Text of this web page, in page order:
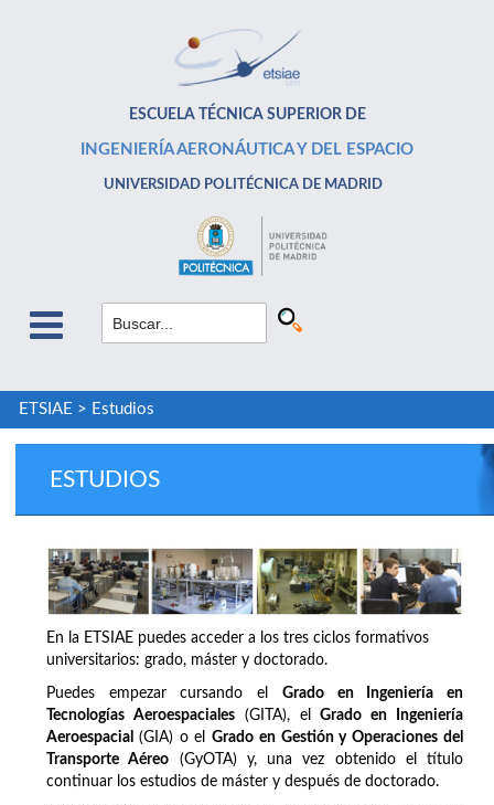
ESCUELA TÉCNICA SUPERIOR DE
INGENIERÍA AERONÁUTICA Y DEL ESPACIO
UNIVERSIDAD POLITÉCNICA DE MADRID
ETSIAE > Estudios
ESTUDIOS
En la ETSIAE puedes acceder a los tres ciclos formativos
universitarios: grado, máster y doctorado.
Puedes empezar cursando el Grado en Ingeniería en
Tecnologías Aeroespaciales(GITA), elGrado en Ingeniería
Aeroespacial (GIA) o elGrado en Gestión y Operaciones del
Transporte Aéreo (GyOTA) y, una vez obtenido el título
continuar los estudios de máster y después de doctorado.